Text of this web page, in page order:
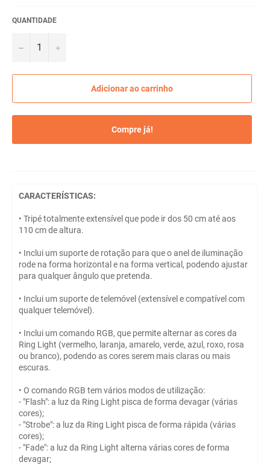
QUANTIDADE
− +
Adicionar ao carrinho
Compre já!
CARACTERÍSTICAS:
• Tripé totalmente extensível que pode ir dos 50 cm até aos
110 cm de altura.
• Inclui um suporte de rotação para que o anel de iluminação
rode na forma horizontal e na forma vertical, podendo ajustar
para qualquer ângulo que pretenda.
• Inclui um suporte de telemóvel (extensível e compatível com
qualquer telemóvel).
• Inclui um comando RGB, que permite alternar as cores da
Ring Light (vermelho, laranja, amarelo, verde, azul, roxo, rosa
ou branco), podendo as cores serem mais claras ou mais
escuras.
• O comando RGB tem vários modos de utilização:
- "Flash": a luz da Ring Light pisca de forma devagar (várias
cores);
- "Strobe": a luz da Ring Light pisca de forma rápida (várias
cores);
- "Fade": a luz da Ring Light alterna várias cores de forma
devagar;